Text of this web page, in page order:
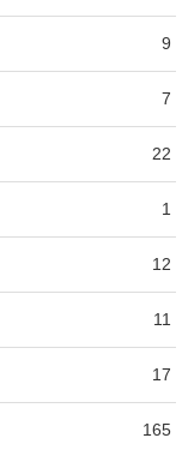
9
7
22
1
12
11
17
165